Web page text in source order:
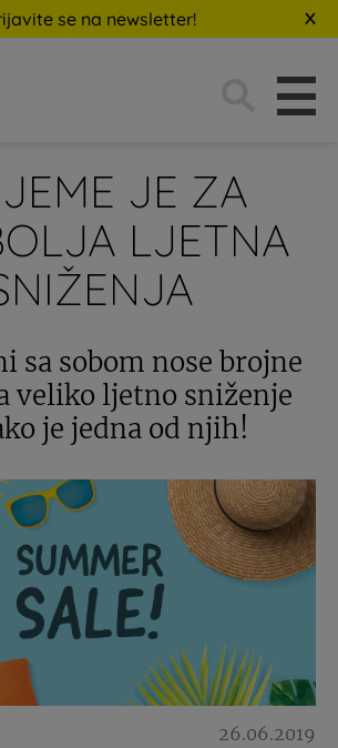
se na newsletter!
JE ZA
LJETNA
sa sobom nose brojne
veliko ljetno sniženje
je jedna od njih!
26.06.2019